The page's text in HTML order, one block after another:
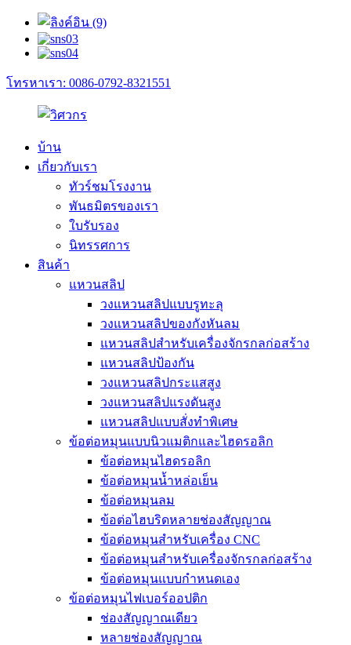
โทรหาเรา: 0086-0792-8321551
บ้าน
เกี่ยวกับเรา
ทัวร์ชมโรงงาน
พันธมิตรของเรา
ใบรับรอง
นิทรรศการ
สินค้า
แหวนสลิป
วงแหวนสลิปแบบรูทะลุ
วงแหวนสลิปของกังหันลม
แหวนสลิปสำหรับเครื่องจักรกลก่อสร้าง
แหวนสลิปป้องกัน
วงแหวนสลิปกระแสสูง
วงแหวนสลิปแรงดันสูง
แหวนสลิปแบบสั่งทำพิเศษ
ข้อต่อหมุนแบบนิวแมติกและไฮดรอลิก
ข้อต่อหมุนไฮดรอลิก
ข้อต่อหมุนน้ำหล่อเย็น
ข้อต่อหมุนลม
ข้อต่อไฮบริดหลายช่องสัญญาณ
ข้อต่อหมุนสำหรับเครื่อง CNC
ข้อต่อหมุนสำหรับเครื่องจักรกลก่อสร้าง
ข้อต่อหมุนแบบกำหนดเอง
ข้อต่อหมุนไฟเบอร์ออปติก
ช่องสัญญาณเดียว
หลายช่องสัญญาณ